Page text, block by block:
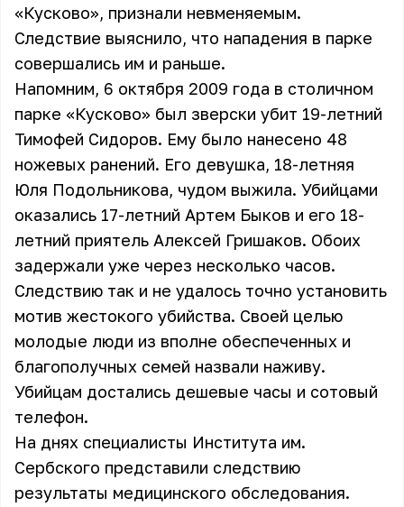
«Кусково», признали невменяемым.
Следствие выяснило, что нападения в парке
совершались им и раньше.
Напомним, 6 октября 2009 года в столичном
парке «Кусково» был зверски убит 19-летний
Тимофей Сидоров. Ему было нанесено 48
ножевых ранений. Его девушка, 18-летняя
Юля Подольникова, чудом выжила. Убийцами
оказались 17-летний Артем Быков и его 18-
летний приятель Алексей Гришаков. Обоих
задержали уже через несколько часов.
Следствию так и не удалось точно установить
мотив жестокого убийства. Своей целью
молодые люди из вполне обеспеченных и
благополучных семей назвали наживу.
Убийцам достались дешевые часы и сотовый
телефон.
На днях специалисты Института им.
Сербского представили следствию
результаты медицинского обследования.